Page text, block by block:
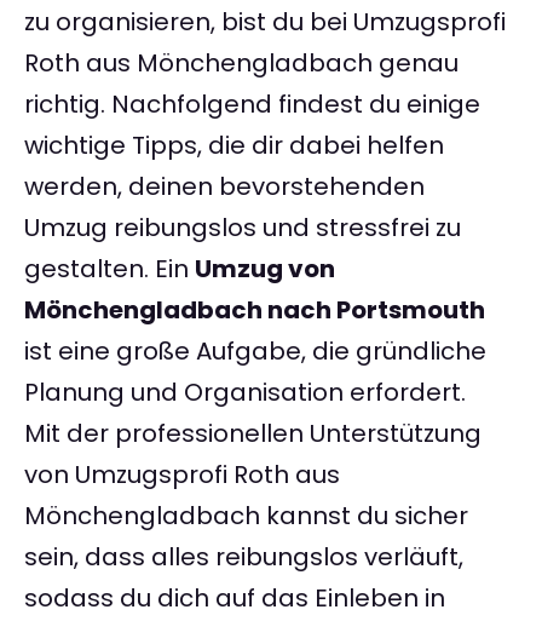
zu organisieren, bist du bei Umzugsprofi
Roth aus Mönchengladbach genau
richtig. Nachfolgend findest du einige
wichtige Tipps, die dir dabei helfen
werden, deinen bevorstehenden
Umzug reibungslos und stressfrei zu
gestalten. Ein Umzug von
Mönchengladbach nach Portsmouth
ist eine große Aufgabe, die gründliche
Planung und Organisation erfordert.
Mit der professionellen Unterstützung
von Umzugsprofi Roth aus
Mönchengladbach kannst du sicher
sein, dass alles reibungslos verläuft,
sodass du dich auf das Einleben in